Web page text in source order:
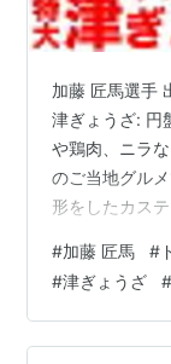
加藤 匠馬選手
津ぎょうざ: 円
や鶏肉、ニラ
のご当地グル
形をしたカス
記のようなご
で見ると、伊
津ぎょうざ
ランプリ 送料
#加藤 匠馬 #
#津ぎょうざ